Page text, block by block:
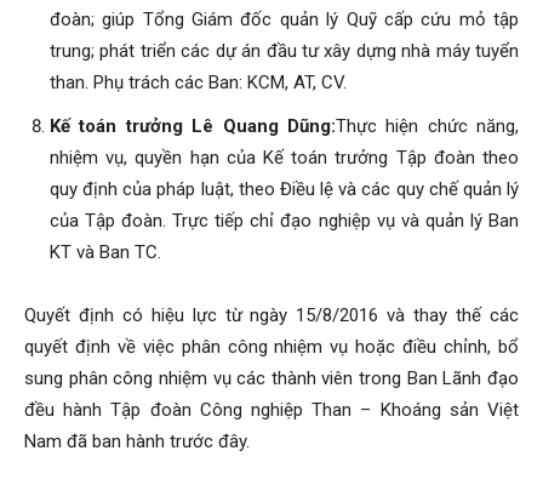
đoàn; giúp Tổng Giám đốc quản lý Quỹ cấp cứu mỏ tập
trung; phát triển các dự án đầu tư xây dựng nhà máy tuyển
than. Phụ trách các Ban: KCM, AT, CV.
Kế toán trưởng Lê Quang Dũng:Thực hiện chức năng,
nhiệm vụ, quyền hạn của Kế toán trưởng Tập đoàn theo
quy định của pháp luật, theo Điều lệ và các quy chế quản lý
của Tập đoàn. Trực tiếp chỉ đạo nghiệp vụ và quản lý Ban
KT và Ban TC.
Quyết định có hiệu lực từ ngày 15/8/2016 và thay thế các
quyết định về việc phân công nhiệm vụ hoặc điều chỉnh, bổ
sung phân công nhiệm vụ các thành viên trong Ban Lãnh đạo
đều hành Tập đoàn Công nghiệp Than – Khoáng sản Việt
Nam đã ban hành trước đây.